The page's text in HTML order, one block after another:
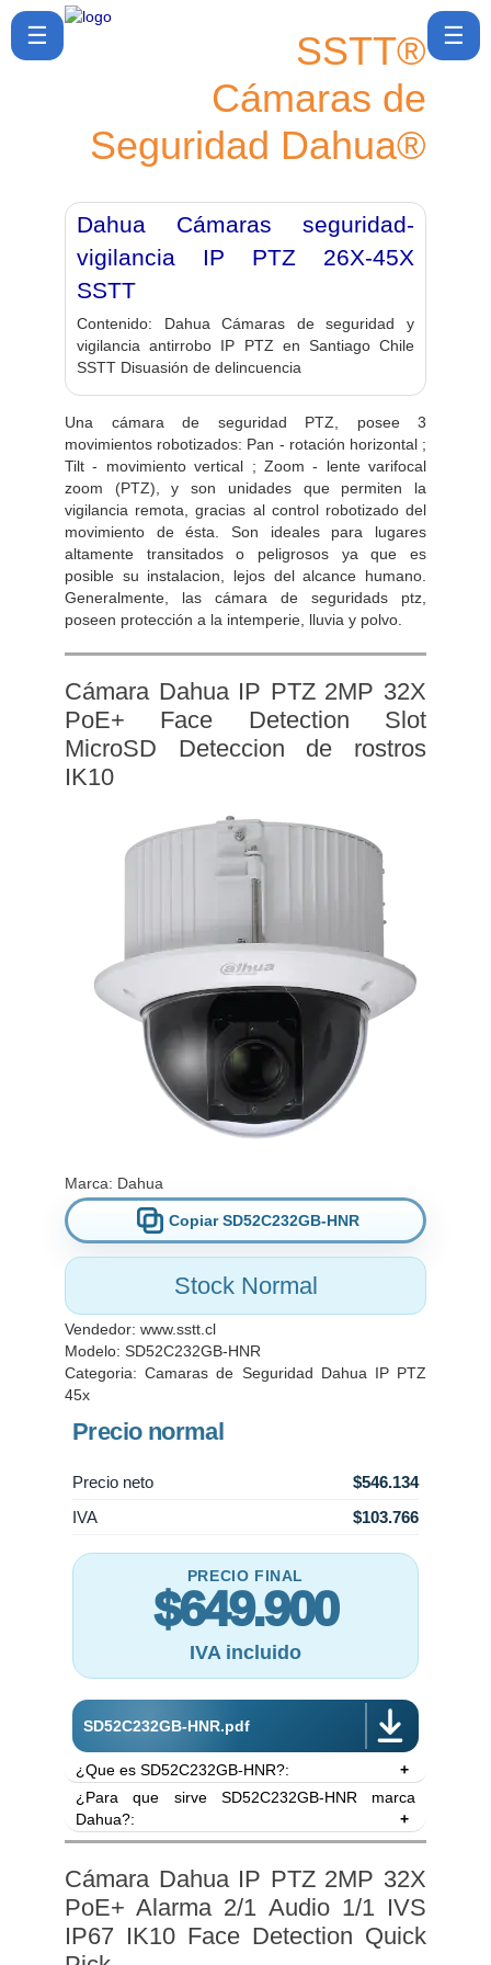
SSTT®
Cámaras de
Seguridad Dahua®
☰
SSTT®
Cómo
comprar
Política
de post
venta
y
Contacto
Blog ▾
🔎Buscar
Dahua Cámaras seguridad-
vigilancia IP PTZ 26X-45X
SSTT
Contenido: Dahua Cámaras de seguridad y
vigilancia antirrobo IP PTZ en Santiago Chile
SSTT Disuasión de delincuencia
Una cámara de seguridad PTZ, posee 3
movimientos robotizados: Pan - rotación horizontal ;
Tilt - movimiento vertical ; Zoom - lente varifocal
zoom (PTZ), y son unidades que permiten la
vigilancia remota, gracias al control robotizado del
movimiento de ésta. Son ideales para lugares
altamente transitados o peligrosos ya que es
posible su instalacion, lejos del alcance humano.
Generalmente, las cámara de seguridads ptz,
poseen protección a la intemperie, lluvia y polvo.
Cámara Dahua IP PTZ 2MP 32X
PoE+ Face Detection Slot
MicroSD Deteccion de rostros
IK10
Marca: Dahua
Copiar SD52C232GB-HNR
Stock Normal
Vendedor: www.sstt.cl
Modelo: SD52C232GB-HNR
Categoria:Camaras de Seguridad Dahua IP PTZ
45x
Precio normal
Precio neto
$546.134
IVA
$103.766
PRECIO FINAL
$649.900
IVA incluido
SD52C232GB-HNR.pdf
¿Que es SD52C232GB-HNR?:
- Cámara de seguridad IP PTZ marca Dahua.
- Resolución de 2MP 1920x1080 pixeles, 30fps.
- Posee tecnología Quick Pick.
- Inteligencia:
Wizsense
- Posee detección de movimiento por inteligencia
artificial IA SMD+. Clasifica humanos y vehículos.
- Posee IVS, cruce de línea y protección de
perímetro por inteligencia artificial IA. Clasifica
¿Para que sirve SD52C232GB-HNR marca
Dahua?:
cámara, es que puede etiquetar inteligentemente
grabador. Basta con seleccionar en un trozo de
video, un trozo de imagen, de por ejemplo, una
persona, y luego el grabador indicará en cuantas
Cámara Dahua IP PTZ 2MP 32X
PoE+ Alarma 2/1 Audio 1/1 IVS
IP67 IK10 Face Detection Quick
☰